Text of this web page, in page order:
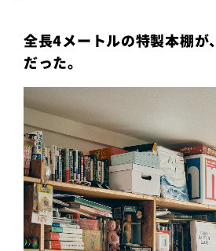
全長4メートルの特製本棚が
だった。